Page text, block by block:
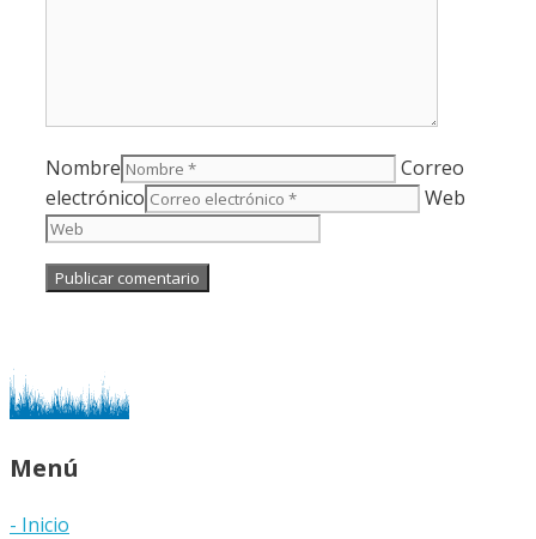
Nombre
Correo
electrónico
Web
Menú
- Inicio